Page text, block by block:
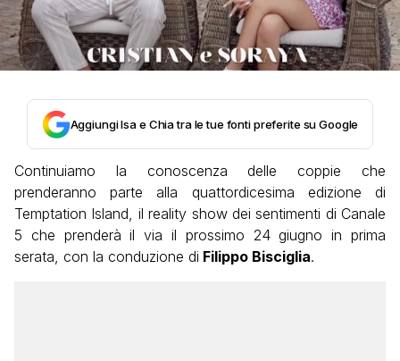
Aggiungi Isa e Chia tra le tue fonti preferite su Google
Continuiamo la conoscenza delle coppie che
prenderanno parte alla quattordicesima edizione di
Temptation Island, il reality show dei sentimenti di Canale
5 che prenderà il via il prossimo 24 giugno in prima
serata, con la conduzione di Filippo Bisciglia.